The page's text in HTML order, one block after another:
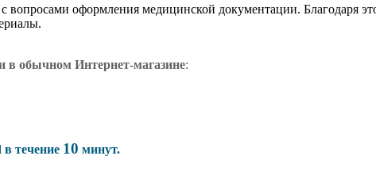
вопросами оформления медицинской документации. Благодаря
обычном Интернет-магазине:
течение 10 минут.